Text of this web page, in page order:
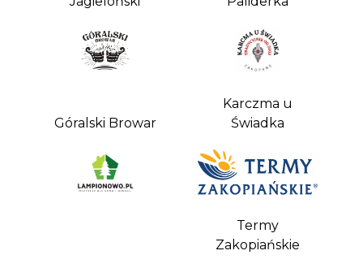
Góralski Browar
Karczma u
Świadka
Termy
Zakopiańskie